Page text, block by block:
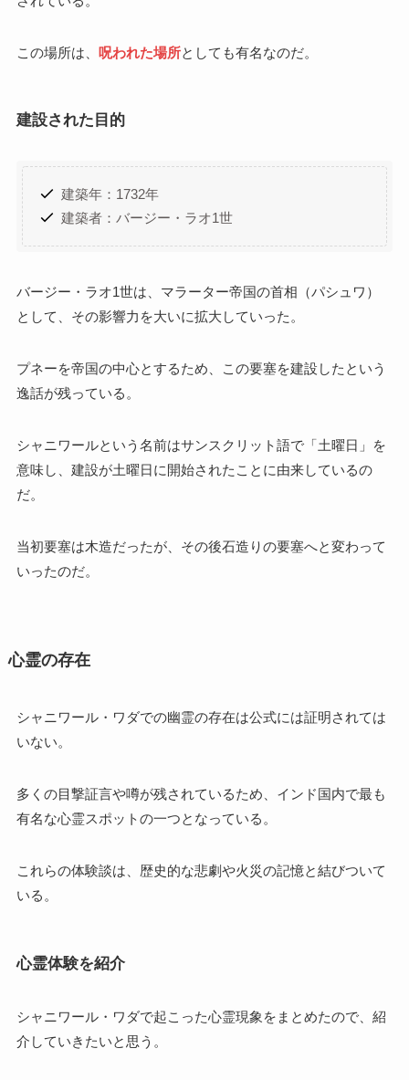
この場所は、 呪われた場所としても有名なのだ。
建設された目的
建築年：1732年
建築者：バージー・ラオ1世
バージー・ラオ1世は、マラーター帝国の首相（パシュワ）
として、その影響力を大いに拡大していった。
プネーを帝国の中心とするため、この要塞を建設したという
逸話が残っている。
シャニワールという名前はサンスクリット語で「土曜日」を
意味し、建設が土曜日に開始されたことに由来しているの
だ。
当初要塞は木造だったが、その後石造りの要塞へと変わって
いったのだ。
心霊の存在
シャニワール・ワダでの幽霊の存在は公式には証明されては
いない。
多くの目撃証言や噂が残されているため、インド国内で最も
有名な心霊スポットの一つとなっている。
これらの体験談は、歴史的な悲劇や火災の記憶と結びついて
いる。
心霊体験を紹介
シャニワール・ワダで起こった心霊現象をまとめたので、紹
介していきたいと思う。